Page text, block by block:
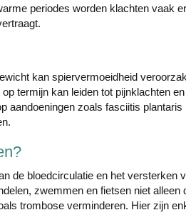
periodes worden klachten vaak
kan spiervermoeidheid
termijn kan leiden tot pijnklachten en
aandoeningen zoals fasciitis plantaris
de bloedcirculatie en het versterken
zwemmen en fietsen niet alleen
trombose verminderen. Hier zijn